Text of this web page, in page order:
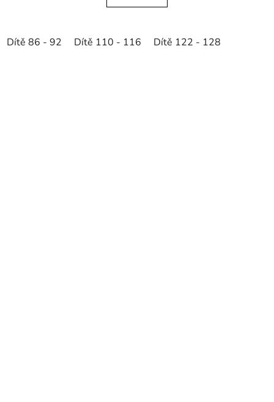
Dítě 86 - 92 Dítě 110 - 116 Dítě 122 - 128